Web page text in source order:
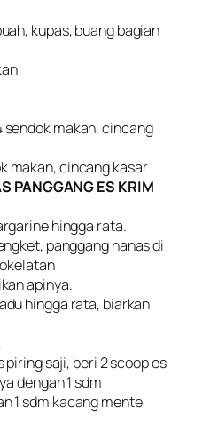
kupas, buang bagian
sendok makan, cincang
makan, cincang kasar
PANGGANG ES KRIM
hingga rata.
panggang nanas di
apinya.
hingga rata, biarkan
piring saji, beri 2 scoop es
dengan 1 sdm
1 sdm kacang mente